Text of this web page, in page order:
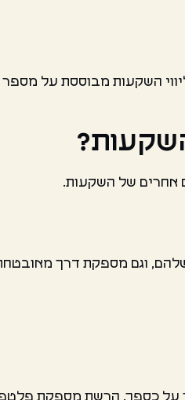
השקעות מבוססת על
אחרים של השקעות.
וגם מספקת דרך
על כספך. הרשת מספקת